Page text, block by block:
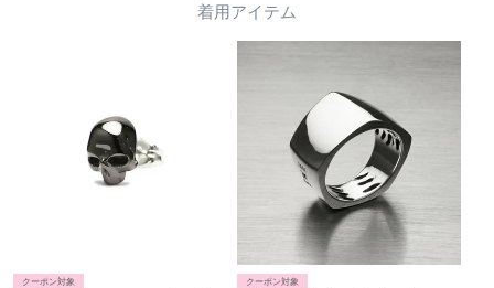
着用アイテム
クーポン対象 クーポン対象